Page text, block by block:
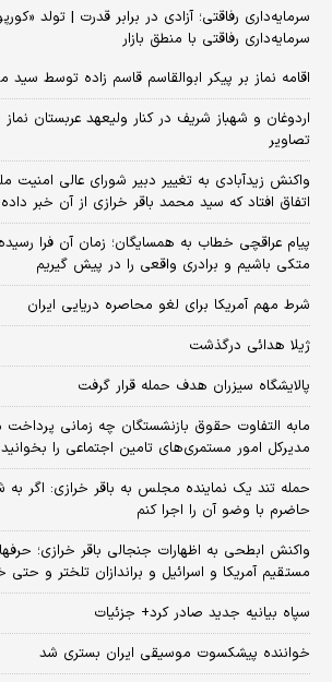
سرمایه‌داری رفاقتی؛ آزادی در برابر قدرت | تولد
سرمایه‌داری رفاقتی با منطق بازار
اقامه نماز بر پیکر ابوالقاسم قاسم زاده توسط
اردوغان و شهباز شریف در کنار ولیعهد عربستان
تصاویر
واکنش زیدآبادی به تغییر دبیر شورای عالی
اتفاق افتاد که سید محمد باقر خرازی از آن خبر
پیام عراقچی خطاب به همسایگان؛ زمان آن فرا
متکی باشیم و برادری واقعی را در پیش گیریم
شرط مهم آمریکا برای لغو محاصره دریایی ایران
ژیلا هدائی درگذشت
پالایشگاه سیزران هدف حمله قرار گرفت
مابه التفاوت حقوق بازنشستگان چه زمانی
مدیرکل امور مستمری‌های تامین اجتماعی را بخوانید
حمله تند یک نماینده مجلس به باقر خرازی: اگر
حاضرم با وضو آن را اجرا کنم
واکنش ابطحی به اظهارات جنجالی باقر خرازی؛
مستقیم آمریکا و اسرائیل و براندازان تلختر و حتی
سپاه بیانیه جدید صادر کرد+ جزئیات
خواننده پیشکسوت موسیقی ایران بستری شد